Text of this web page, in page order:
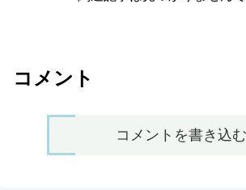
コメント
コメントを書き込む